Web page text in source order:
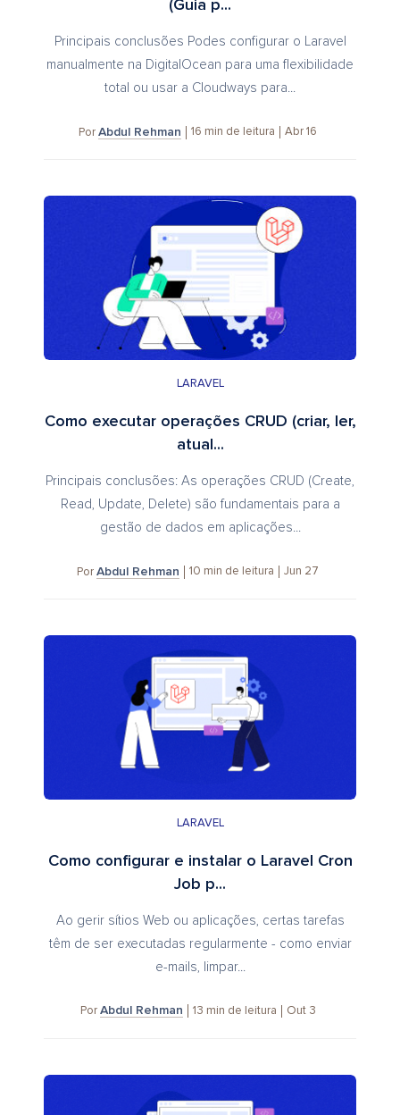
(Guia p...
Principais conclusões Podes configurar o Laravel
manualmente na DigitalOcean para uma flexibilidade
total ou usar a Cloudways para...
Por Abdul Rehman 16 min de leitura Abr 16
LARAVEL
Como executar operações CRUD (criar, ler,
atual...
Principais conclusões: As operações CRUD (Create,
Read, Update, Delete) são fundamentais para a
gestão de dados em aplicações...
Por Abdul Rehman 10 min de leitura Jun 27
LARAVEL
Como configurar e instalar o Laravel Cron
Job p...
Ao gerir sítios Web ou aplicações, certas tarefas
têm de ser executadas regularmente - como enviar
e-mails, limpar...
Por Abdul Rehman 13 min de leitura Out 3